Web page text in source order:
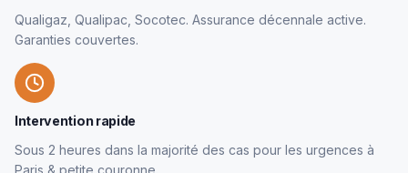
Qualigaz, Qualipac, Socotec. Assurance décennale active.
Garanties couvertes.
Intervention rapide
Sous 2 heures dans la majorité des cas pour les urgences à